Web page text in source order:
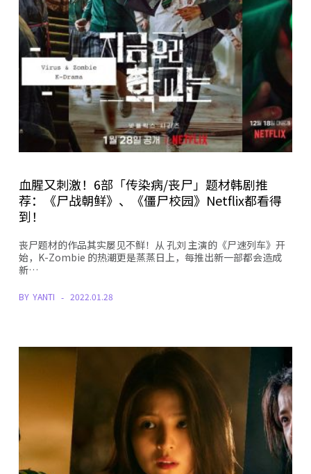
血腥又刺激！6部「传染病/丧尸」题材韩剧推
荐：《尸战朝鲜》、《僵尸校园》Netflix都看得
到！
丧尸题材的作品其实屡见不鲜！从 孔刘 主演的《尸速列车》开
始，K-Zombie 的热潮更是蒸蒸日上，每推出新一部都会造成
新…
BY YANTI 2022.01.28